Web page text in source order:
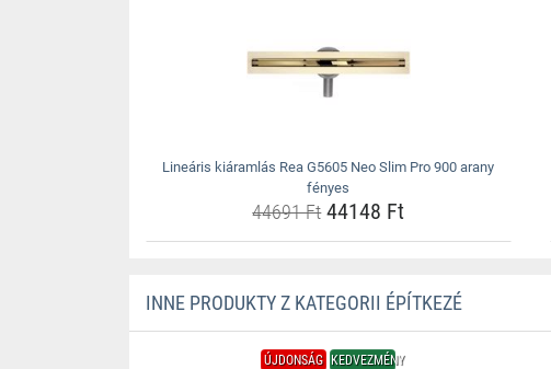
Lineáris kiáramlás Rea G5605 Neo Slim Pro 900 arany
fényes
44691 Ft44148 Ft
INNE PRODUKTY Z KATEGORII ÉPÍTKEZÉ
ÚJDONSÁG KEDVEZMÉNY